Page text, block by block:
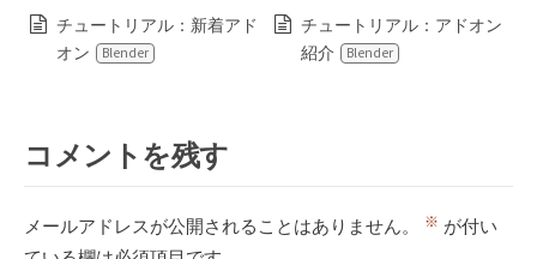
チュートリアル：新着アド
オン
Blender
チュートリアル：アドオン
紹介
Blender
コメントを残す
メールアドレスが公開されることはありません。 ※ が付い